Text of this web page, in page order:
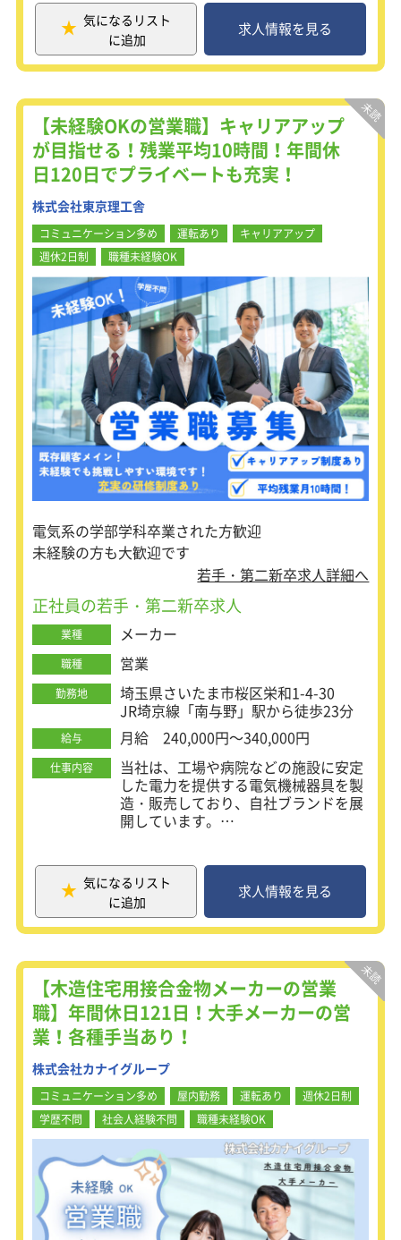
そのため、飛び込み営業やアポイント
をとる必要はありません。
製品の納入時や不具合が発生した際に
また、遠方の顧客対応や展示会のサポ
ートのために、月に2～3回程度の出張
が発生することがあります。
担当エリアは、関東を中心に、東海、
東北、北陸、北海道、九州のいずれか
となります。
遠方の顧客とはオンライン商談も活用
して、業務の効率化を図っています。
【取り扱う商品について】
■ビーズミル
ビーズミルはさまざまな製品の製造工
程の初期段階で利用される装置で、日
常生活で目にすることはほとんどあり
ません。
しかし、その用途は多岐にわたり、ビ
ーズミルを使って材料を微細化するこ
とで、私たちの生活の多くの製品に使
用されています。
使用されている製品例：スマートフォ
ン、電子機器、化粧品、インク塗料、
電池など
■３本ロールミル
狭いロール間に材料を押し込む圧縮力
と、ロールの速度差によるせん断力を
利用して、高粘度ペーストを均一に混
練・分散する装置です。
ロールミルで処理することで、材料の
粒の大きさが揃い、均一に混是ること
ができます。
使用されている製品例：クレヨン、化
粧品材料の分散、スクリーン印刷用厚
膜ペーストの分散など
【仕事内容】
■WEBサイトやお電話でのお問い合わ
せ対応
■展示会出展の際の装置説明員
■見積作成
■機械仕様の打ち合わせ
■装置納入後のアフターフォロー窓口
【充実の研修制度】
入社後は、まず研究開発センターで業
商品知識や製造過程を学んだ後、OJT
で先輩社員に同行し、営業の流れを身
につけていただきます。
充実した研修制度が整っているため、
短い時間で独り立ちも可能です！
気になるリスト
に追加
求人情報を見る
【未経験OKの営業職】キャリアアップ
が目指せる！残業平均10時間！年間休
日120日でプライベートも充実！
株式会社東京理工舎
コミュニケーション多め 運転あり
キャリアアップ
週休2日制
職種未経験OK
電気系の学部学科卒業された方歓迎
未経験の方も大歓迎です
若手・第二新卒求人詳細へ
正社員の若手・第二新卒求人
業種 メーカー
職種 営業
勤務地
埼玉県さいたま市桜区栄和1-4-30
JR埼京線「南与野」駅から徒歩23分
給与 月給 240,000円～340,000円
仕事内容
当社は、工場や病院などの施設に安定
した電力を提供する電気機械器具を製
造・販売しており、自社ブランドを展
開しています。
び東南アジアをはじめとする海外市場
にも事業を展開中です。
当社の電源機器を商社やメーカー向け
に販売促進企画を立案したり、製品開
【仕事内容】
・既存顧客（商社やメーカー）からの
受注対応
・納期調整
・大手メーカーと同時開発
・見積書の作成
【既存顧客向けの営業がメイン！】
営業スタイルは、既存のお客様への提
案がメインとなります。
既存と新規の割合は、９：１程度！ア
ポ・飛び込みもないので、未経験でも
挑戦しやすい環境です！
気になるリスト
に追加
求人情報を見る
【木造住宅用接合金物メーカーの営業
職】年間休日121日！大手メーカーの営
業！各種手当あり！
株式会社カナイグループ
コミュニケーション多め 屋内勤務 運転あり
週休2日制
学歴不問
社会人経験不問 職種未経験OK